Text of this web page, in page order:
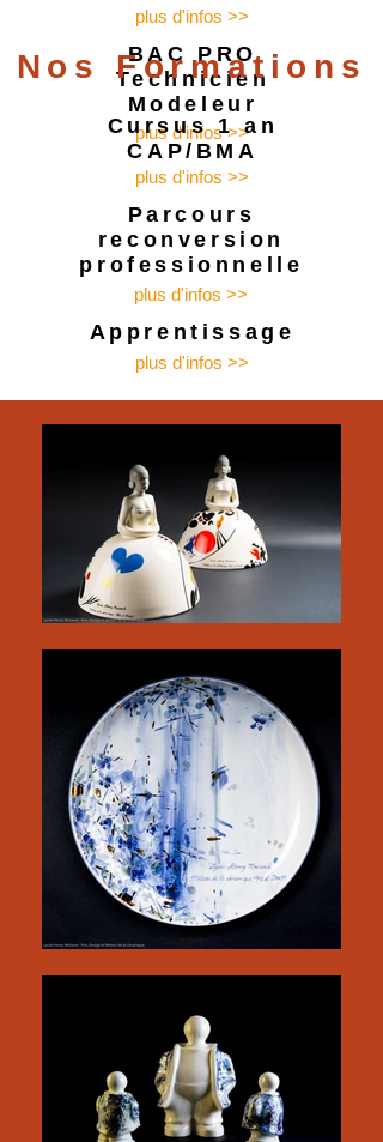
plus d'infos >>
BAC PRO
Technicien
Modeleur
plus d'infos >>
Nos Formations
Cursus 1 an
CAP/BMA
plus d'infos >>
Parcours
reconversion
professionnelle
plus d'infos >>
Apprentissage
plus d'infos >>